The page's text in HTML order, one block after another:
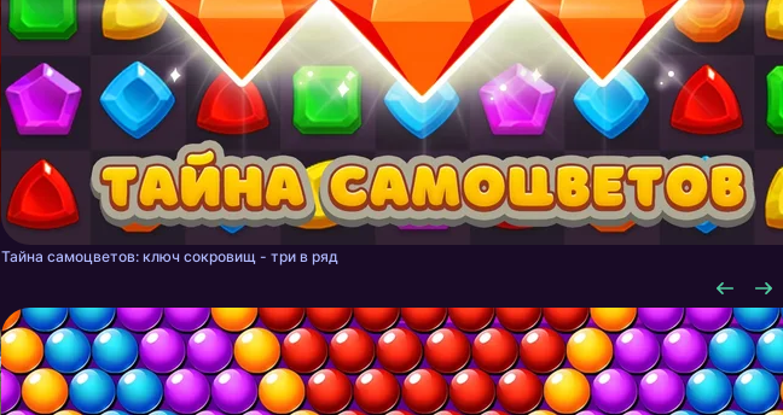
Тайна самоцветов: ключ сокровищ - три в ряд